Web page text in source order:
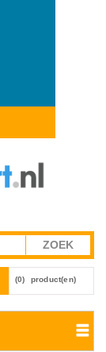
(0) product(en)